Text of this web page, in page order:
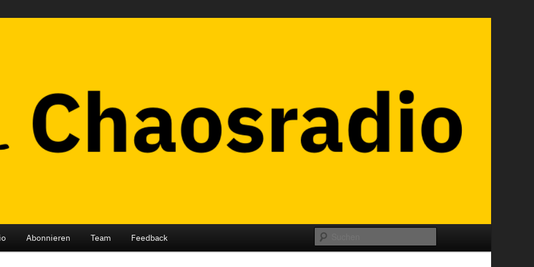
Abonnieren Team Feedback